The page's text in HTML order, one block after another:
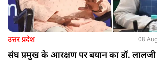
उत्तर प्रदेश 08
संघ प्रमुख के आरक्षण पर बयान का डॉ. लालजी